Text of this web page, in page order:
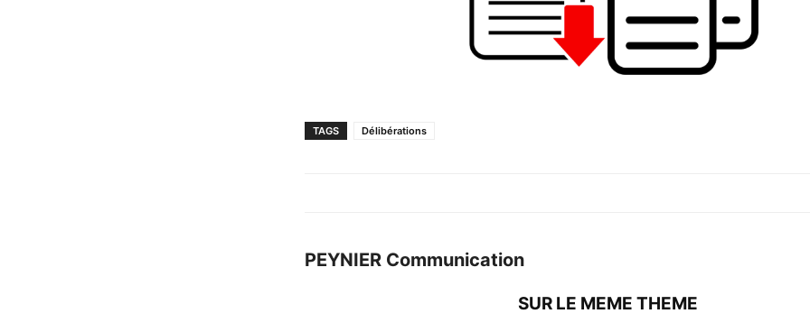
TAGS Délibérations
PEYNIER Communication
SUR LE MEME THEME